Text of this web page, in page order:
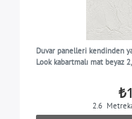
Duvar panelleri kendinden
Look kabartmalı mat beyaz
2.6